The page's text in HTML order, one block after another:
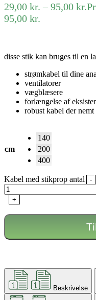
29,00 kr. – 95,00 kr.
95,00 kr.
disse stik kan bruges til en
strømkabel til dine
ventilatorer
vægblæsere
forlængelse af
robust kabel der
cm
140
200
400
Kabel med stikprop antal -
+
Beskrivelse